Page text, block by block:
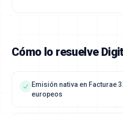
Cómo lo resuelve
Emisión nativa en Facturae
europeos